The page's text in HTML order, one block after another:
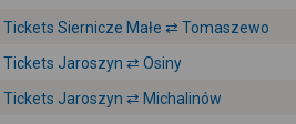
Tickets Siernicze Małe ⇄ Tomaszewo
Tickets Jaroszyn ⇄ Osiny
Tickets Jaroszyn ⇄ Michalinów